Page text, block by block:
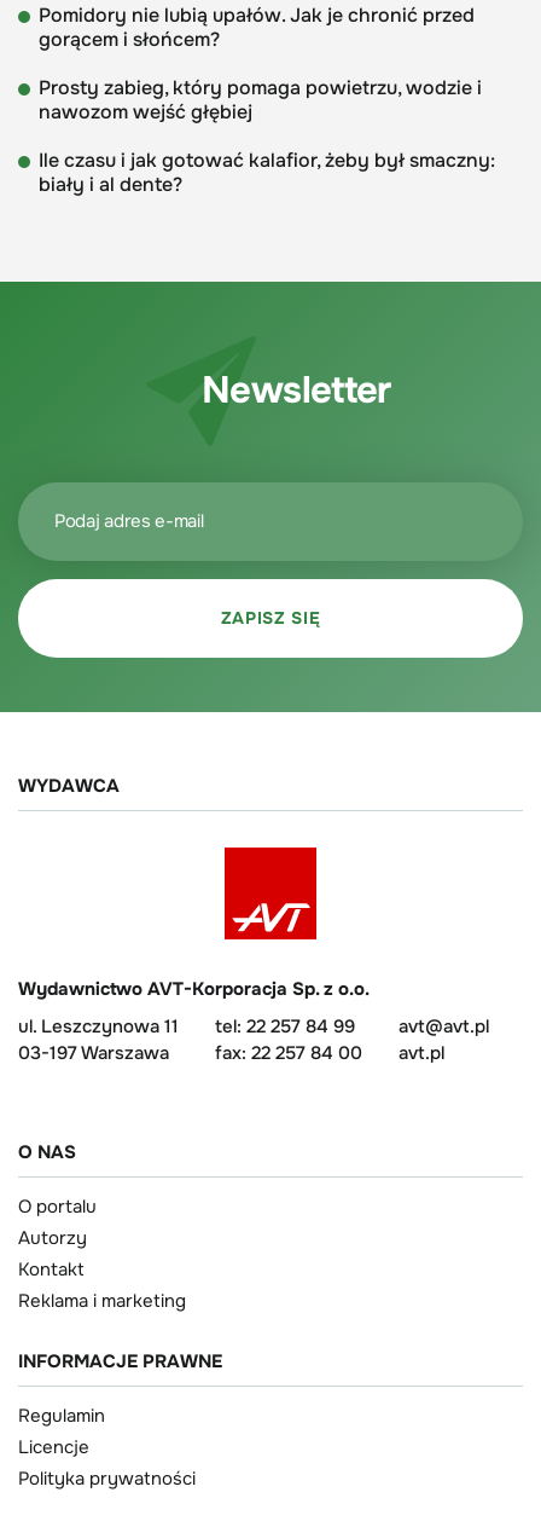
Pomidory nie lubią upałów. Jak je chronić przed
gorącem i słońcem?
Prosty zabieg, który pomaga powietrzu, wodzie i
nawozom wejść głębiej
Ile czasu i jak gotować kalafior, żeby był smaczny:
biały i al dente?
Newsletter
WYDAWCA
Wydawnictwo AVT-Korporacja Sp. z o.o.
ul. Leszczynowa 11
03-197 Warszawa
tel: 22 257 84 99
fax: 22 257 84 00
avt@avt.pl
avt.pl
O NAS
O portalu
Autorzy
Kontakt
Reklama i marketing
INFORMACJE PRAWNE
Regulamin
Licencje
Polityka prywatności